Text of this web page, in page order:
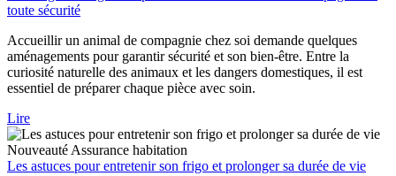
toute sécurité
Accueillir un animal de compagnie chez soi demande quelques
aménagements pour garantir sécurité et son bien-être. Entre la
curiosité naturelle des animaux et les dangers domestiques, il est
essentiel de préparer chaque pièce avec soin.
Lire
Nouveauté Assurance habitation
Les astuces pour entretenir son frigo et prolonger sa durée de vie